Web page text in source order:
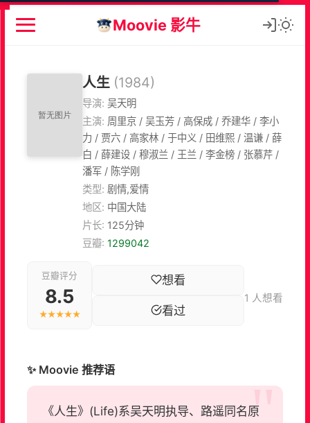
Moovie 影牛
人生 (1984)
导演: 吴天明
主演: 周里京 / 吴玉芳 / 高保成 / 乔建华 / 李小
力 / 贾六 / 高家林 / 于中义 / 田维熙 / 温谦 / 薛
白 / 薛建设 / 穆淑兰 / 王兰 / 李金榜 / 张慕芹 /
潘军 / 陈学刚
类型: 剧情,爱情
地区: 中国大陆
片长: 125分钟
豆瓣: 1299042
豆瓣评分
8.5
★★★★★
想看
看过
1 人想看
✨ Moovie 推荐语
《人生》(Life)系吴天明执导、路遥同名原